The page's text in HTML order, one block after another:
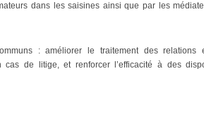
dans les saisines ainsi que par les
: améliorer le traitement des relations
cas de litige, et renforcer l’efficacité à des